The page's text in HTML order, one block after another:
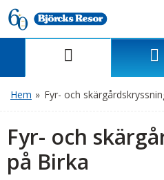
Hem » Fyr- och
Fyr- och
på Birka